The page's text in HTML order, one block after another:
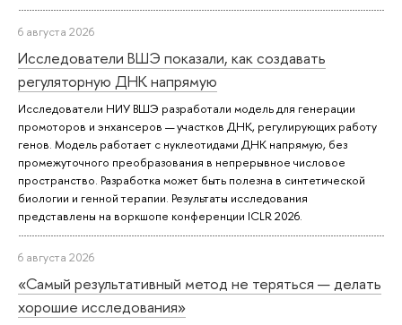
6 августа 2026
Исследователи ВШЭ показали, как создавать
регуляторную ДНК напрямую
Исследователи НИУ ВШЭ разработали модель для генерации
промоторов и энхансеров — участков ДНК, регулирующих работу
генов. Модель работает с нуклеотидами ДНК напрямую, без
промежуточного преобразования в непрерывное числовое
пространство. Разработка может быть полезна в синтетической
биологии и генной терапии. Результаты исследования
представлены на воркшопе конференции ICLR 2026.
6 августа 2026
«Самый результативный метод не теряться — делать
хорошие исследования»